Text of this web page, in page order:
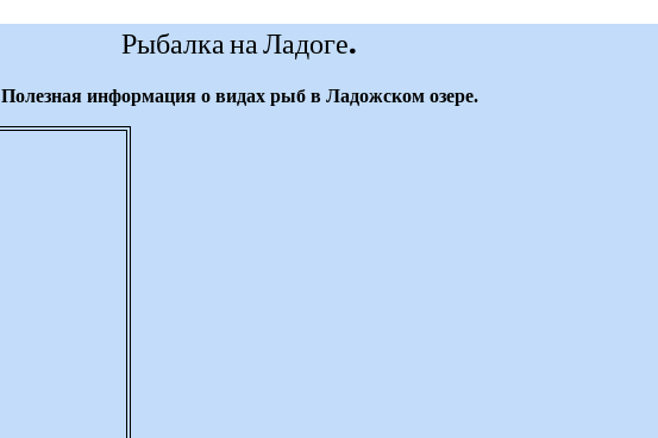
Рыбалка на Ладоге.
Полезная информация о видах рыб в Ладожском озере.